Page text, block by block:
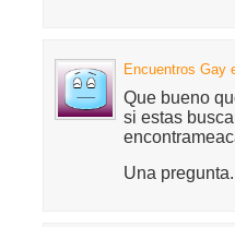
Encuentros Gay
Que bueno
si estas
Una